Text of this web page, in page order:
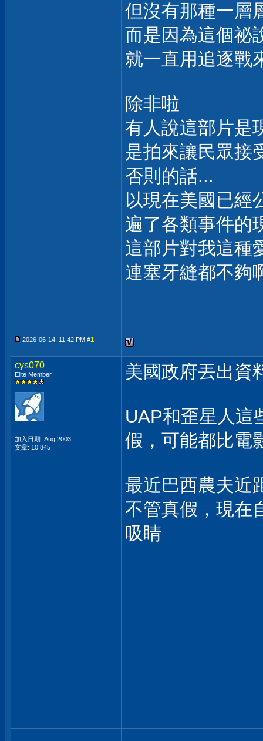
但沒有那種一層
而是因為這個祕
就一直用追逐戰
除非啦
有人說這部片是
是拍來讓民眾接
否則的話...
以現在美國已經
遍了各類事件的
這部片對我這種
連塞牙縫都不夠
2026-06-14, 11:42 PM #1
cys070
Elite Member
加入日期: Aug 2003
文章: 10,845
美國政府丟出資
UAP和歪星人這
假，可能都比電
最近巴西農夫近
不管真假，現在
吸睛